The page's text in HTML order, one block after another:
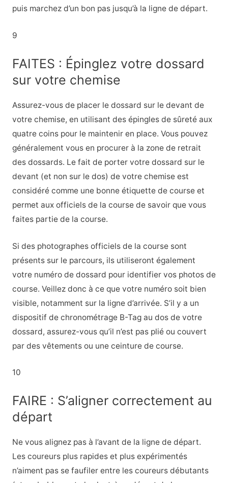
puis marchez d’un bon pas jusqu’à la ligne de départ.
9
FAITES : Épinglez votre dossard
sur votre chemise
Assurez-vous de placer le dossard sur le devant de
votre chemise, en utilisant des épingles de sûreté aux
quatre coins pour le maintenir en place. Vous pouvez
généralement vous en procurer à la zone de retrait
des dossards. Le fait de porter votre dossard sur le
devant (et non sur le dos) de votre chemise est
considéré comme une bonne étiquette de course et
permet aux officiels de la course de savoir que vous
faites partie de la course.
Si des photographes officiels de la course sont
présents sur le parcours, ils utiliseront également
votre numéro de dossard pour identifier vos photos de
course. Veillez donc à ce que votre numéro soit bien
visible, notamment sur la ligne d’arrivée. S’il y a un
dispositif de chronométrage B-Tag au dos de votre
dossard, assurez-vous qu’il n’est pas plié ou couvert
par des vêtements ou une ceinture de course.
10
FAIRE : S’aligner correctement au
départ
Ne vous alignez pas à l’avant de la ligne de départ.
Les coureurs plus rapides et plus expérimentés
n’aiment pas se faufiler entre les coureurs débutants